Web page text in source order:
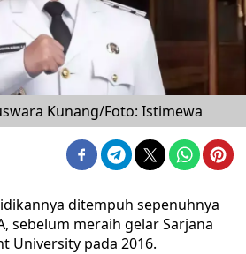
Kunang/Foto: Istimewa
ditempuh sepenuhnya
sebelum meraih gelar Sarjana
University pada 2016.